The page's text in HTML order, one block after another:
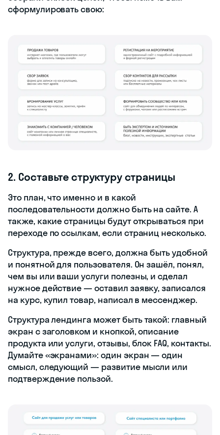
сформулировать свою:
2. Составьте структуру страницы
Это план, что именно и в какой
последовательности должно быть на сайте. А
также, какие страницы будут открываться при
переходе по ссылкам, если страниц несколько.
Структура, прежде всего, должна быть удобной
и понятной для пользователя. Он зашёл, понял,
чем вы или ваши услуги полезны, и сделал
нужное действие — оставил заявку, записался
на курс, купил товар, написал в мессенджер.
Структура лендинга может быть такой: главный
экран с заголовком и кнопкой, описание
продукта или услуги, отзывы, блок FAQ, контакты.
Думайте «экранами»: один экран — один
смысл, следующий — развитие мысли или
подтверждение пользой.